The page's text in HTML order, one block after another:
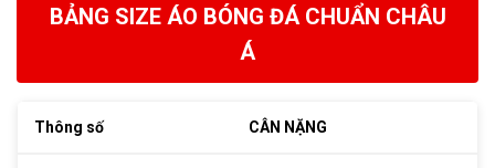
BẢNG SIZE ÁO BÓNG ĐÁ CHUẨN CHÂU
Á
CÂN NẶNG